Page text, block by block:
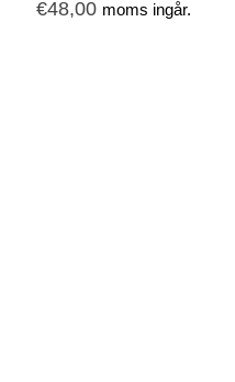
€48,00 moms ingår.